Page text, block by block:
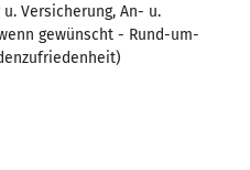
Versicherung, An- u.
gewünscht - Rund-um-